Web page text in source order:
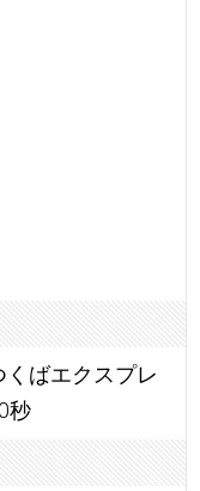
ばエクスプレ
秒